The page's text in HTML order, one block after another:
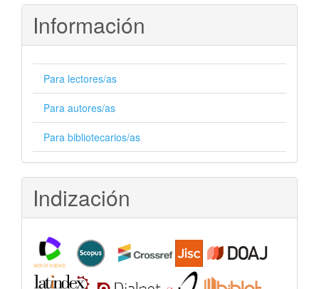
Información
Para lectores/as
Para autores/as
Para bibliotecarios/as
Indización